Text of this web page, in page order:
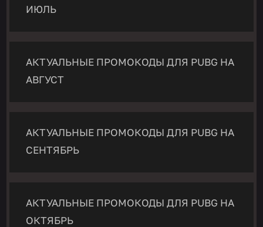
ИЮЛЬ
АКТУАЛЬНЫЕ ПРОМОКОДЫ ДЛЯ PUBG НА
АВГУСТ
АКТУАЛЬНЫЕ ПРОМОКОДЫ ДЛЯ PUBG НА
СЕНТЯБРЬ
АКТУАЛЬНЫЕ ПРОМОКОДЫ ДЛЯ PUBG НА
ОКТЯБРЬ